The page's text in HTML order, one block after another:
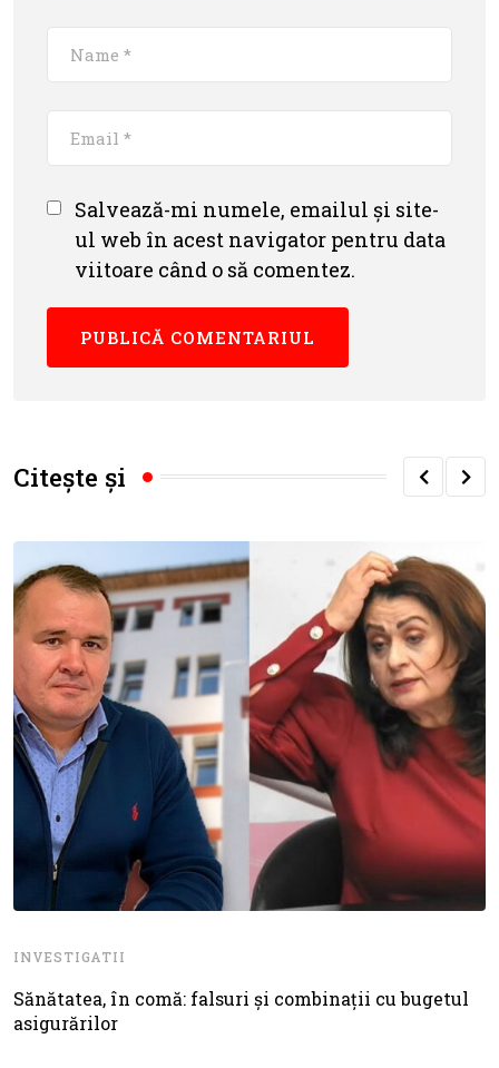
Salvează-mi numele, emailul și site-
ul web în acest navigator pentru data
viitoare când o să comentez.
Citește și
INVESTIGATII
Sănătatea, în comă: falsuri și combinații cu bugetul
asigurărilor